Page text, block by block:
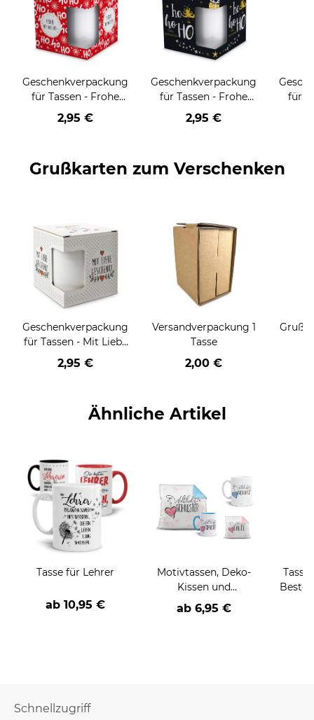
Geschenkverpackung
für Tassen - Frohe
Weihnachten - HO
HO HO - rot
2,95 €
Geschenkverpackung
für Tassen - Frohe
Weihnachten - HO
HO HO - schwarz
2,95 €
für
Grußkarten zum Verschenken
Geschenkverpackung
für Tassen - Mit Liebe
geschenkt
2,95 €
Versandverpackung 1
Tasse
2,00 €
Ähnliche Artikel
Tasse für Lehrer
ab 10,95 €
Motivtassen, Deko-
Kissen und
Geschenke-Sets für
die Familie
ab 6,95 €
Schnellzugriff